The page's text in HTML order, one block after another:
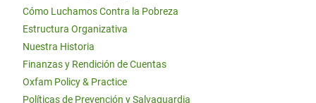
Cómo Luchamos Contra la Pobreza
Estructura Organizativa
Nuestra Historia
Finanzas y Rendición de Cuentas
Oxfam Policy & Practice
Políticas de Prevención y Salvaguardia